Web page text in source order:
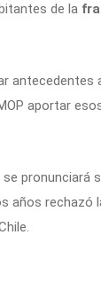
de la
antecedentes
aportar
pronunciará
años rechazó